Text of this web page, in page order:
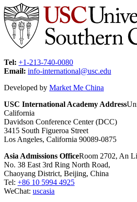
Tel: +1-213-740-0080
Email: info-international@usc.edu
Developed by Market Me China
USC International Academy Address
California
Davidson Conference Center (DCC)
3415 South Figueroa Street
Los Angeles, California 90089-0875
Asia Admissions OfficeRoom 2702, An
No. 38 East 3rd Ring North Road,
Chaoyang District, Beijing, China
Tel: +86 10 5994 4925
WeChat: uscasia